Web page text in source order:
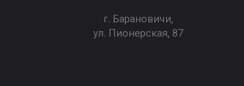
г. Барановичи,
ул. Пионерская, 87